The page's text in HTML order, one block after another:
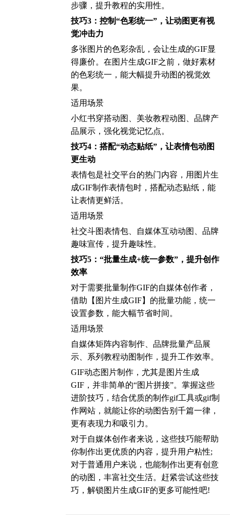
步骤，提升教程的实用性。
技巧3：控制“色彩统一”，让动图更有视
觉冲击力
多张图片的色彩杂乱，会让生成的GIF显
得廉价。在图片生成GIF之前，做好素材
的色彩统一，能大幅提升动图的视觉效
果。
适用场景
小红书穿搭动图、美妆教程动图、品牌产
品展示，强化视觉记忆点。
技巧4：搭配“动态贴纸”，让表情包动图
更生动
表情包是社交平台的热门内容，用图片生
成GIF制作表情包时，搭配动态贴纸，能
让表情更鲜活。
适用场景
社交斗图表情包、自媒体互动动图、品牌
趣味宣传，提升趣味性。
技巧5：“批量生成+统一参数”，提升创作
效率
对于需要批量制作GIF的自媒体创作者，
借助【图片生成GIF】的批量功能，统一
设置参数，能大幅节省时间。
适用场景
自媒体矩阵内容制作、品牌批量产品展
示、系列教程动图制作，提升工作效率。
GIF动态图片制作，尤其是图片生成
GIF，并非简单的“图片拼接”。掌握这些
进阶技巧，结合优质的制作gif工具或gif制
作网站，就能让你的动图告别千篇一律，
更有表现力和吸引力。
对于自媒体创作者来说，这些技巧能帮助
你制作出更优质的内容，提升用户粘性;
对于普通用户来说，也能制作出更有创意
的动图，丰富社交生活。赶紧尝试这些技
巧，解锁图片生成GIF的更多可能性吧!